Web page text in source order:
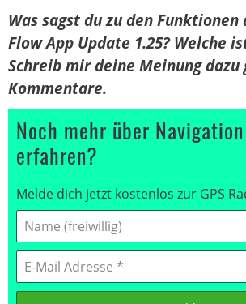
Was sagst du zu den Funktionen
Flow App Update 1.25? Welche
Schreib mir deine Meinung dazu
Kommentare.
Noch mehr über
erfahren?
Melde dich jetzt kostenlos zur GPS